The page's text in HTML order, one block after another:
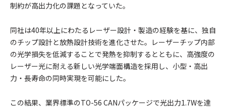
制約が高出力化の課題となっていた。
同社は40年以上にわたるレーザー設計・製造の経験を基に、独自
のチップ設計と放熱設計技術を進化させた。レーザーチップ内部
の光学損失を低減することで発熱を抑制するとともに、高強度の
レーザー光に耐える新しい光学端面構造を採用し、小型・高出
力・長寿命の同時実現を可能にした。
この結果、業界標準のTO-56 CANパッケージで光出力1.7Wを達